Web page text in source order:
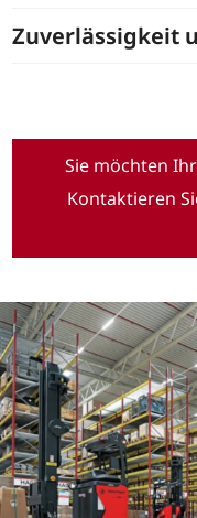
Zuverlässigkeit
Sie möchten
Kontaktieren